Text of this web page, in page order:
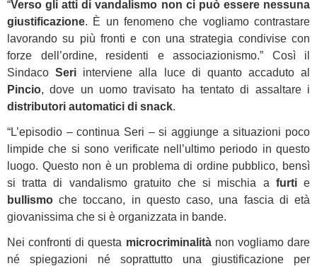
“Verso gli atti di vandalismo non ci può essere nessuna
giustificazione. È un fenomeno che vogliamo contrastare
lavorando su più fronti e con una strategia condivise con
forze dell’ordine, residenti e associazionismo.” Così il
SindacoSeri interviene alla luce di quanto accaduto al
Pincio, dove un uomo travisato ha tentato di assaltare i
distributori automatici di snack.
“L’episodio – continua Seri – si aggiunge a situazioni poco
limpide che si sono verificate nell’ultimo periodo in questo
luogo. Questo non è un problema di ordine pubblico, bensì
si tratta di vandalismo gratuito che si mischia a furtie
bullismo che toccano, in questo caso, una fascia di età
giovanissima che si è organizzata in bande.
Nei confronti di questa microcriminalitànon vogliamo dare
né spiegazioni né soprattutto una giustificazione per